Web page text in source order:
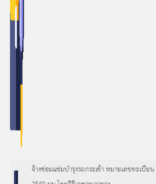
จ้างซ่อมแซ่มบำรุงรถกระเช้า หมายเลขทะเบีย